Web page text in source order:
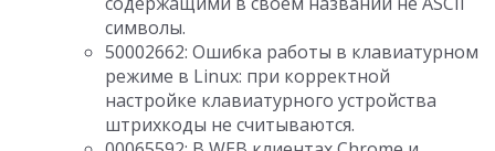
символы.
50002662: Ошибка работы в клавиатурном
режиме в Linux: при корректной
настройке клавиатурного устройства
штрихкоды не считываются.